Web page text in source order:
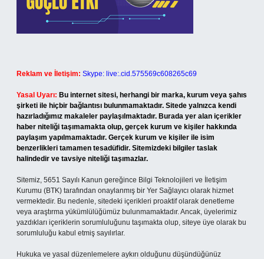
Reklam ve İletişim: Skype: live:.cid.575569c608265c69
Yasal Uyarı: Bu internet sitesi, herhangi bir marka, kurum veya şahıs
şirketi ile hiçbir bağlantısı bulunmamaktadır. Sitede yalnızca kendi
hazırladığımız makaleler paylaşılmaktadır. Burada yer alan içerikler
haber niteliği taşımamakta olup, gerçek kurum ve kişiler hakkında
paylaşım yapılmamaktadır. Gerçek kurum ve kişiler ile isim
benzerlikleri tamamen tesadüfidir. Sitemizdeki bilgiler taslak
halindedir ve tavsiye niteliği taşımazlar.
Sitemiz, 5651 Sayılı Kanun gereğince Bilgi Teknolojileri ve İletişim
Kurumu (BTK) tarafından onaylanmış bir Yer Sağlayıcı olarak hizmet
vermektedir. Bu nedenle, sitedeki içerikleri proaktif olarak denetleme
veya araştırma yükümlülüğümüz bulunmamaktadır. Ancak, üyelerimiz
yazdıkları içeriklerin sorumluluğunu taşımakta olup, siteye üye olarak bu
sorumluluğu kabul etmiş sayılırlar.
Hukuka ve yasal düzenlemelere aykırı olduğunu düşündüğünüz